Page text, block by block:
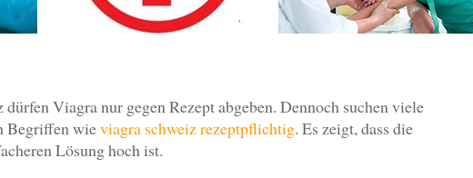
Viagra nur gegen Rezept abgeben. Dennoch suchen viele
Begriffen wieviagra schweiz rezeptpflichtig. Es zeigt, dass die
Lösung hoch ist.